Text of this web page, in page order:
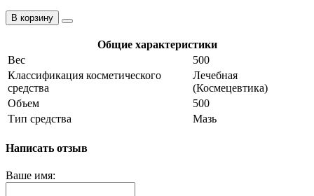
В корзину
Общие характеристики
Вес
500
Классификация косметического
средства
Лечебная
(Космецевтика)
Объем
500
Тип средства
Мазь
Написать отзыв
Ваше имя: